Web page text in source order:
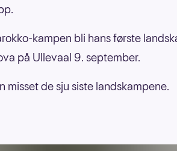
kampen bli hans første
på Ullevaal 9. september.
misset de sju siste landskampene.